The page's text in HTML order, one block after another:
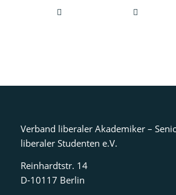
Verband liberaler Akademiker –
liberaler Studenten e.V.
Reinhardtstr. 14
D-10117 Berlin